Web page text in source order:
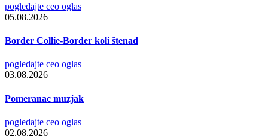
pogledajte ceo oglas
05.08.2026
Border Collie-Border koli štenad
pogledajte ceo oglas
03.08.2026
Pomeranac muzjak
pogledajte ceo oglas
02.08.2026